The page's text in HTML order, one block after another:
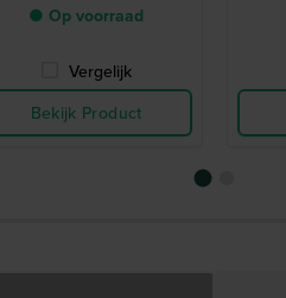
● Op voorraad
Vergelijk
Bekijk Product